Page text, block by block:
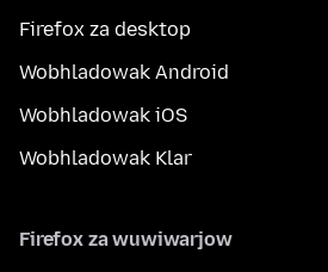
Firefox za desktop
Wobhladowak Android
Wobhladowak iOS
Wobhladowak Klar
Firefox za wuwiwarjow